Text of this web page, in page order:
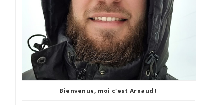
Bienvenue, moi c'est Arnaud !